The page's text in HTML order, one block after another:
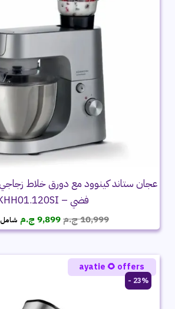
فضي – KHH01.120SI
10,999ج.مالسعر
الأصلي
10,999 ج.م.
9,899 ج.م السعر
الحالي
9,899
شامل
23% -
ayatie 🌻 offers